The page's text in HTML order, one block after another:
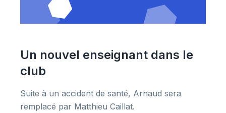
Un nouvel enseignant dans le
club
Suite à un accident de santé, Arnaud sera
remplacé par Matthieu Caillat.